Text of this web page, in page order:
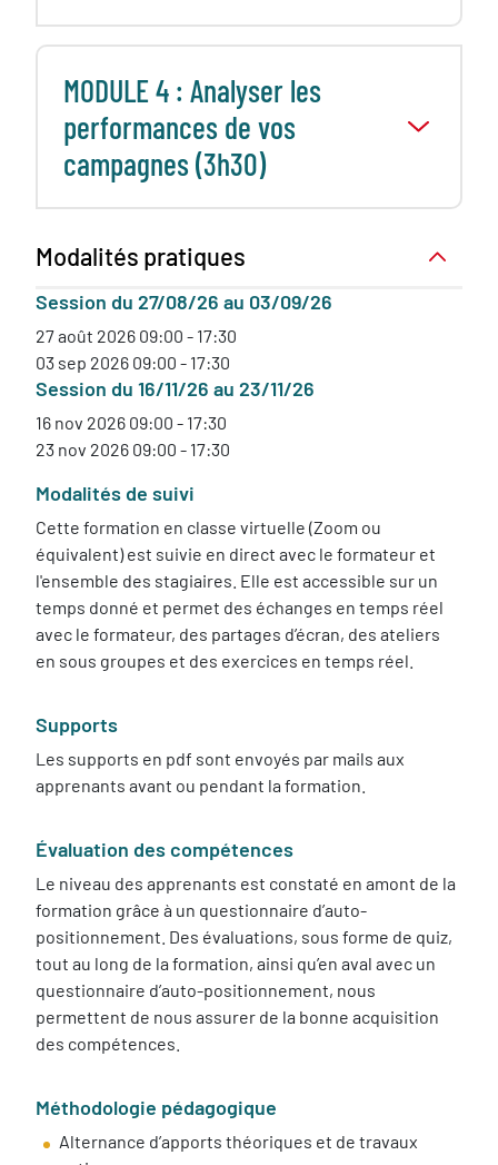
MODULE 4 : Analyser les
performances de vos
campagnes (3h30)
Modalités pratiques
Session du 27/08/26 au 03/09/26
27 août 2026 09:00 - 17:30
03 sep 2026 09:00 - 17:30
Session du 16/11/26 au 23/11/26
16 nov 2026 09:00 - 17:30
23 nov 2026 09:00 - 17:30
Modalités de suivi
Cette formation en classe virtuelle (Zoom ou
équivalent) est suivie en direct avec le formateur et
l'ensemble des stagiaires. Elle est accessible sur un
temps donné et permet des échanges en temps réel
avec le formateur, des partages d’écran, des ateliers
en sous groupes et des exercices en temps réel.
Supports
Les supports en pdf sont envoyés par mails aux
apprenants avant ou pendant la formation.
Évaluation des compétences
Le niveau des apprenants est constaté en amont de la
formation grâce à un questionnaire d’auto-
positionnement. Des évaluations, sous forme de quiz,
tout au long de la formation, ainsi qu’en aval avec un
questionnaire d’auto-positionnement, nous
permettent de nous assurer de la bonne acquisition
des compétences.
Méthodologie pédagogique
Alternance d’apports théoriques et de travaux